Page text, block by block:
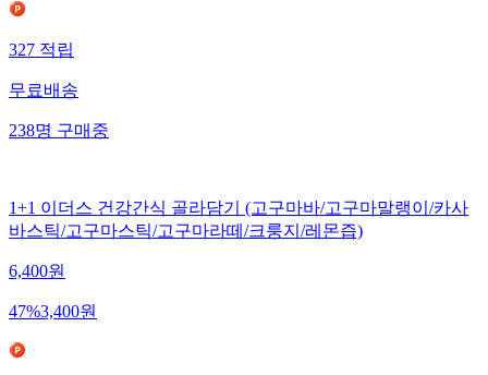
327적립
무료배송
238명구매중
1+1 이더스 건강간식 골라담기 (고구마바/고구마말랭이/카사
바스틱/고구마스틱/고구마라떼/크룽지/레몬즙)
6,400원
47%3,400원